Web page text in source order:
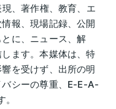
、著作権、教育、エ
報、現場記録、公開
に、ニュース、解
ます。本媒体は、特
を受けず、出所の明
シーの尊重、E-E-A-